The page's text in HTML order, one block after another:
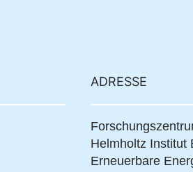
ADRESSE
Helmholtz Institut
Erneuerbare